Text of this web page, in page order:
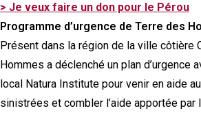
> Je veux faire un don pour le Pérou
Programme d’urgence de Terre des
Présent dans la région de la ville côtière
Hommes a déclenché un plan d’urgence
local Natura Institute pour venir en aide
sinistrées et combler l’aide apportée par